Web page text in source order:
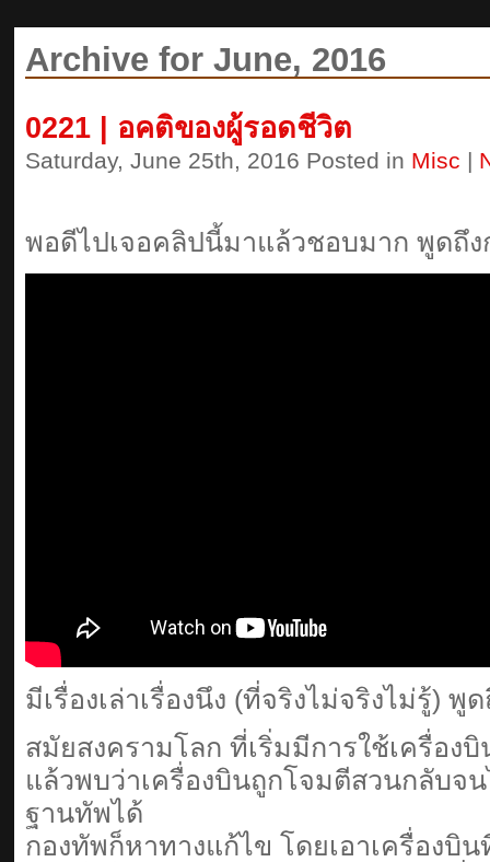
Archive for June, 2016
0221 | อคติของผู้รอดชีวิต
Saturday, June 25th, 2016 Posted in Misc |
พอดีไปเจอคลิปนี้มาแล้วชอบมาก พูดถึ
มีเรื่องเล่าเรื่องนึง (ที่จริงไม่จริงไม่รู้) พู
สมัยสงครามโลก ที่เริ่มมีการใช้เครื่อง
แล้วพบว่าเครื่องบินถูกโจมตีสวนกลับจ
ฐานทัพได้
กองทัพก็หาทางแก้ไข โดยเอาเครื่องบิ